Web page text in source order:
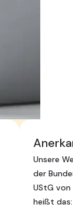
Unsere
der
UStG
heißt